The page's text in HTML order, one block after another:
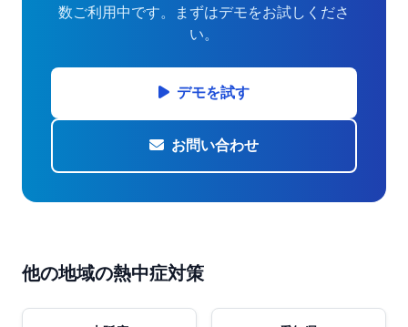
数ご利用中です。まずはデモをお試しくださ
い。
デモを試す
お問い合わせ
他の地域の熱中症対策